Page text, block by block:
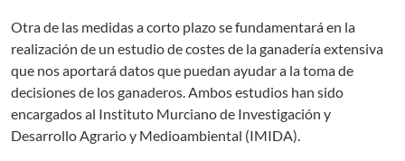
Otra de las medidas a corto plazo se fundamentará en la
realización de un estudio de costes de la ganadería extensiva
que nos aportará datos que puedan ayudar a la toma de
decisiones de los ganaderos. Ambos estudios han sido
encargados al Instituto Murciano de Investigación y
Desarrollo Agrario y Medioambiental (IMIDA).